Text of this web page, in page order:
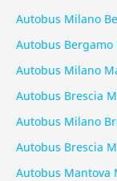
Autobus Milano
Autobus Bergamo
Autobus Milano
Autobus Brescia
Autobus Milano
Autobus Brescia
Autobus Mantova